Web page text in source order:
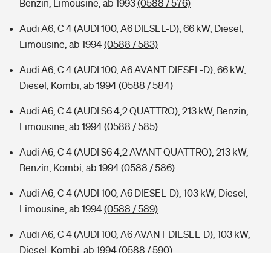
Benzin, Limousine, ab 1993(0588 / 576)
Audi A6, C 4 (AUDI 100, A6 DIESEL-D), 66 kW, Diesel,
Limousine, ab 1994(0588 / 583)
Audi A6, C 4 (AUDI 100, A6 AVANT DIESEL-D), 66 kW,
Diesel, Kombi, ab 1994(0588 / 584)
Audi A6, C 4 (AUDI S6 4,2 QUATTRO), 213 kW, Benzin,
Limousine, ab 1994(0588 / 585)
Audi A6, C 4 (AUDI S6 4,2 AVANT QUATTRO), 213 kW,
Benzin, Kombi, ab 1994(0588 / 586)
Audi A6, C 4 (AUDI 100, A6 DIESEL-D), 103 kW, Diesel,
Limousine, ab 1994(0588 / 589)
Audi A6, C 4 (AUDI 100, A6 AVANT DIESEL-D), 103 kW,
Diesel, Kombi, ab 1994(0588 / 590)